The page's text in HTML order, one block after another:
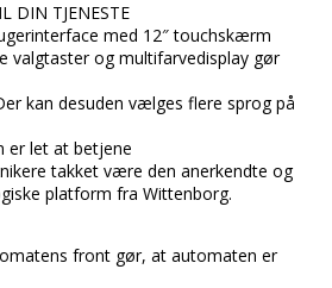
DIN TJENESTE
med 12″ touchskærm
valgtaster og multifarvedisplay gør
kan desuden vælges flere sprog på
er let at betjene
takket være den anerkendte og
platform fra Wittenborg.
front gør, at automaten er